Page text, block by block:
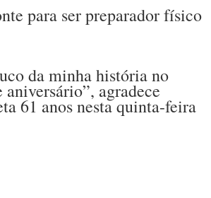
para ser preparador físico
da minha história no
agradece
61 anos nesta quinta-feira